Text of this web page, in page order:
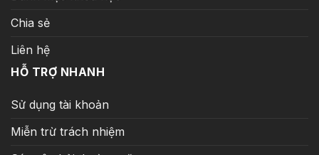
Chia sẻ
Liên hệ
HỖ TRỢ NHANH
Sử dụng tài khoản
Miễn trừ trách nhiệm